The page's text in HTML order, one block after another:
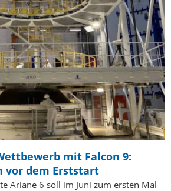
mit Falcon 9:
vor dem Erststart
Ariane 6 soll im Juni zum ersten Mal